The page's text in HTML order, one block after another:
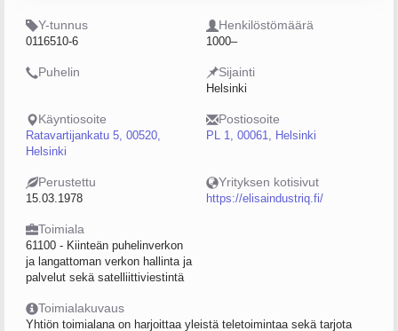
Y-tunnus
0116510-6
Henkilöstömäärä
1000–
Puhelin Sijainti
Helsinki
Käyntiosoite
Ratavartijankatu 5, 00520,
Helsinki
Postiosoite
PL 1, 00061, Helsinki
Perustettu
15.03.1978
Yrityksen kotisivut
https://elisaindustriq.fi/
Toimiala
61100 - Kiinteän puhelinverkon
ja langattoman verkon hallinta ja
palvelut sekä satelliittiviestintä
Toimialakuvaus
Yhtiön toimialana on harjoittaa yleistä teletoimintaa sekä tarjota